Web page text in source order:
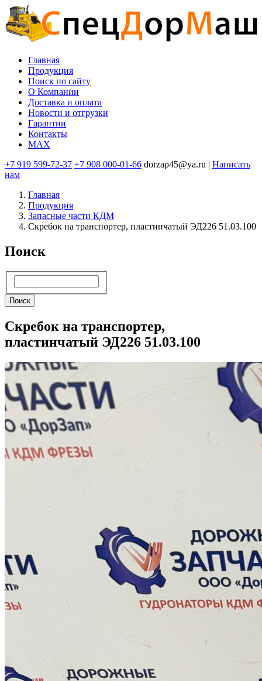
Перейти
к
основному
содержанию
Основная
навигация
Главная
Продукция
Поиск по сайту
O Компании
Доставка и оплата
Новости и отгрузки
Гарантии
Контакты
MAX
+7 919 599-72-37 +7 908 000-01-66 dorzap45@ya.ru | Написать
нам
Главная
Продукция
Запасные части КДМ
Скребок на транспортер, пластинчатый ЭД226 51.03.100
Поиск
Поиск
Скребок на транспортер,
пластинчатый ЭД226 51.03.100